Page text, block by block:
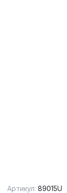
Артикул: 89015U